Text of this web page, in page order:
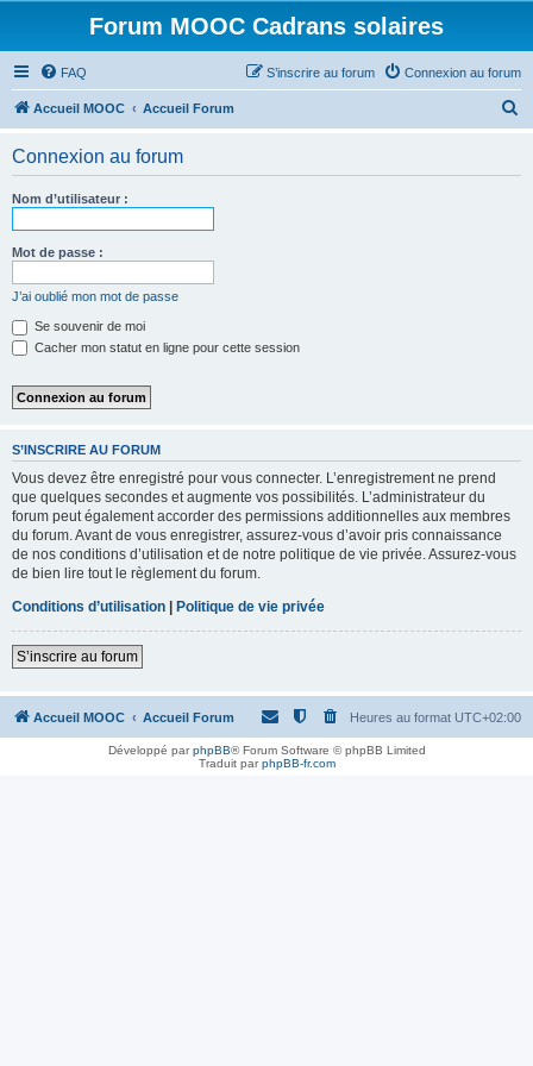
Forum MOOC Cadrans solaires
FAQ Connexion au forum
S’inscrire au forum
Accueil MOOC Accueil Forum
Connexion au forum
Nom d’utilisateur :
Mot de passe :
J’ai oublié mon mot de passe
Se souvenir de moi
Cacher mon statut en ligne pour cette session
S’INSCRIRE AU FORUM
Vous devez être enregistré pour vous connecter. L’enregistrement ne prend
que quelques secondes et augmente vos possibilités. L’administrateur du
forum peut également accorder des permissions additionnelles aux membres
du forum. Avant de vous enregistrer, assurez-vous d’avoir pris connaissance
de nos conditions d’utilisation et de notre politique de vie privée. Assurez-vous
de bien lire tout le règlement du forum.
Conditions d’utilisation | Politique de vie privée
S’inscrire au forum
Accueil MOOC Accueil Forum Heures au format UTC+02:00
Développé parphpBB® Forum Software © phpBB Limited
Traduit parphpBB-fr.com